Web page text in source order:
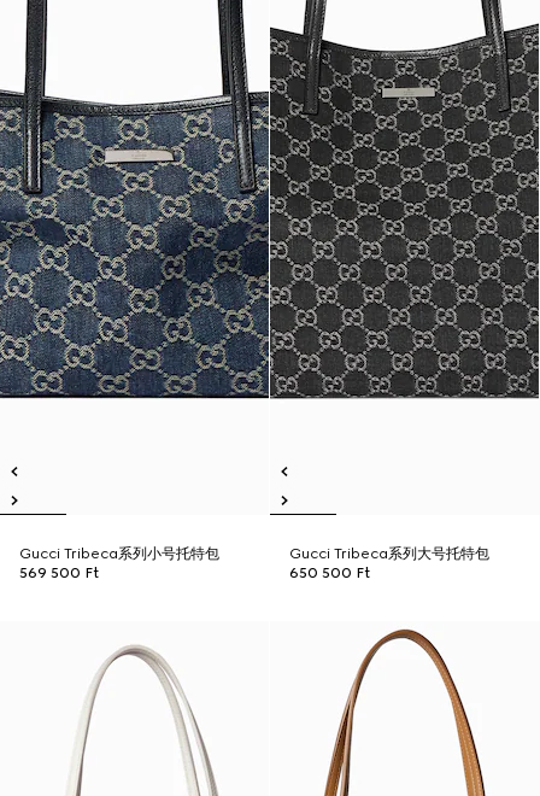
Gucci Tribeca系列小号托特包
569 500 Ft
Gucci Tribeca系列大号托特包
650 500 Ft